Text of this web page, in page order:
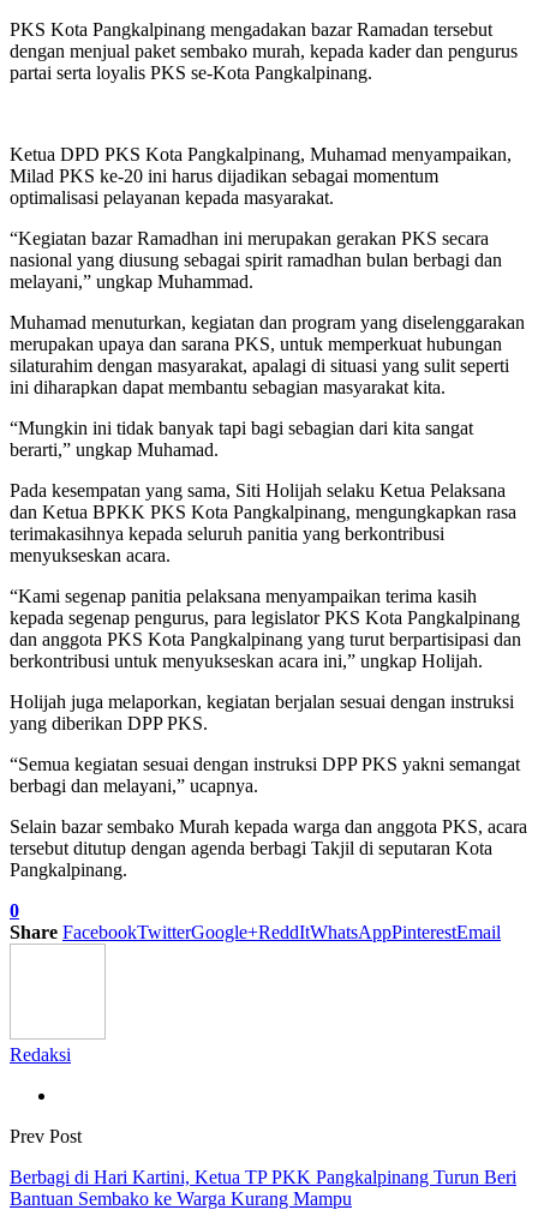
PKS Kota Pangkalpinang mengadakan bazar Ramadan tersebut
dengan menjual paket sembako murah, kepada kader dan pengurus
partai serta loyalis PKS se-Kota Pangkalpinang.
Ketua DPD PKS Kota Pangkalpinang, Muhamad menyampaikan,
Milad PKS ke-20 ini harus dijadikan sebagai momentum
optimalisasi pelayanan kepada masyarakat.
“Kegiatan bazar Ramadhan ini merupakan gerakan PKS secara
nasional yang diusung sebagai spirit ramadhan bulan berbagi dan
melayani,” ungkap Muhammad.
Muhamad menuturkan, kegiatan dan program yang diselenggarakan
merupakan upaya dan sarana PKS, untuk memperkuat hubungan
silaturahim dengan masyarakat, apalagi di situasi yang sulit seperti
ini diharapkan dapat membantu sebagian masyarakat kita.
“Mungkin ini tidak banyak tapi bagi sebagian dari kita sangat
berarti,” ungkap Muhamad.
Pada kesempatan yang sama, Siti Holijah selaku Ketua Pelaksana
dan Ketua BPKK PKS Kota Pangkalpinang, mengungkapkan rasa
terimakasihnya kepada seluruh panitia yang berkontribusi
menyukseskan acara.
“Kami segenap panitia pelaksana menyampaikan terima kasih
kepada segenap pengurus, para legislator PKS Kota Pangkalpinang
dan anggota PKS Kota Pangkalpinang yang turut berpartisipasi dan
berkontribusi untuk menyukseskan acara ini,” ungkap Holijah.
Holijah juga melaporkan, kegiatan berjalan sesuai dengan instruksi
yang diberikan DPP PKS.
“Semua kegiatan sesuai dengan instruksi DPP PKS yakni semangat
berbagi dan melayani,” ucapnya.
Selain bazar sembako Murah kepada warga dan anggota PKS, acara
tersebut ditutup dengan agenda berbagi Takjil di seputaran Kota
Pangkalpinang.
0
Share FacebookTwitterGoogle+ReddItWhatsAppPinterestEmail
Redaksi
Prev Post
Berbagi di Hari Kartini, Ketua TP PKK Pangkalpinang Turun Beri
Bantuan Sembako ke Warga Kurang Mampu